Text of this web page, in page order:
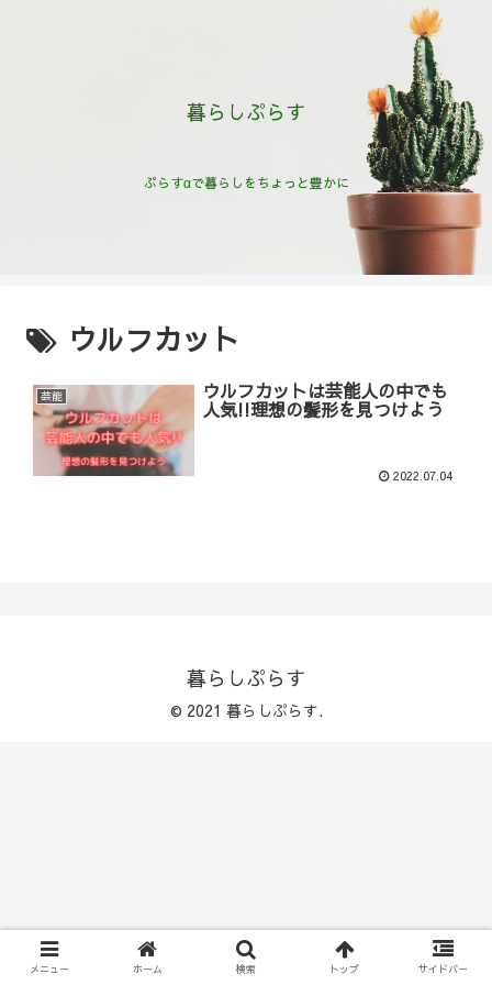
暮らしぷらす
ぷらすαで暮らしをちょっと豊かに
ウルフカット
芸能 ウルフカットは芸能人の中でも
人気!!理想の髪形を見つけよう
2022.07.04
暮らしぷらす
© 2021 暮らしぷらす.
メニュー ホーム 検索 トップ サイドバー